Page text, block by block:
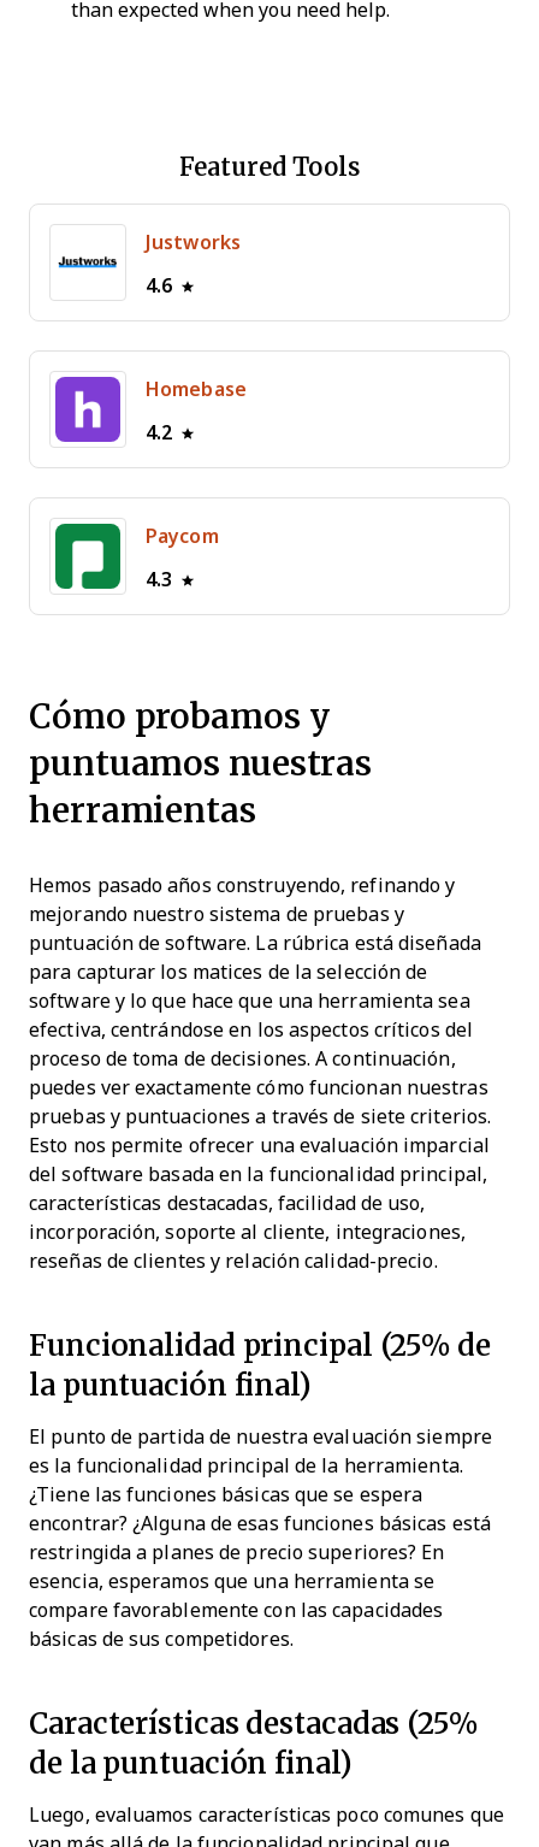
than expected when you need help.
Featured Tools
Justworks
4.6
Homebase
4.2
Paycom
4.3
Cómo probamos y
puntuamos nuestras
herramientas
Hemos pasado años construyendo, refinando y
mejorando nuestro sistema de pruebas y
puntuación de software. La rúbrica está diseñada
para capturar los matices de la selección de
software y lo que hace que una herramienta sea
efectiva, centrándose en los aspectos críticos del
proceso de toma de decisiones. A continuación,
puedes ver exactamente cómo funcionan nuestras
pruebas y puntuaciones a través de siete criterios.
Esto nos permite ofrecer una evaluación imparcial
del software basada en la funcionalidad principal,
características destacadas, facilidad de uso,
incorporación, soporte al cliente, integraciones,
reseñas de clientes y relación calidad-precio.
Funcionalidad principal (25% de
la puntuación final)
El punto de partida de nuestra evaluación siempre
es la funcionalidad principal de la herramienta.
¿Tiene las funciones básicas que se espera
encontrar? ¿Alguna de esas funciones básicas está
restringida a planes de precio superiores? En
esencia, esperamos que una herramienta se
compare favorablemente con las capacidades
básicas de sus competidores.
Características destacadas (25%
de la puntuación final)
Luego, evaluamos características poco comunes que